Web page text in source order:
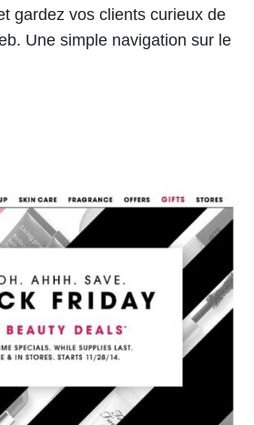
gardez vos clients curieux de
Une simple navigation sur le